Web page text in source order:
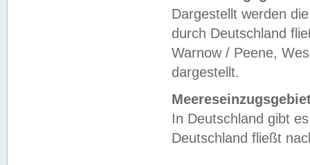
Dargestellt werden
durch Deutschland
Warnow / Peene,
dargestellt.
In Deutschland gibt
Deutschland fließt